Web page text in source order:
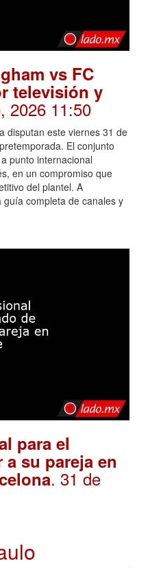
vs FC
televisión y
2026 11:50
disputan este viernes 31 de
El conjunto
punto internacional
en un compromiso que
del plantel. A
completa de canales y
para el
su pareja en
. 31 de